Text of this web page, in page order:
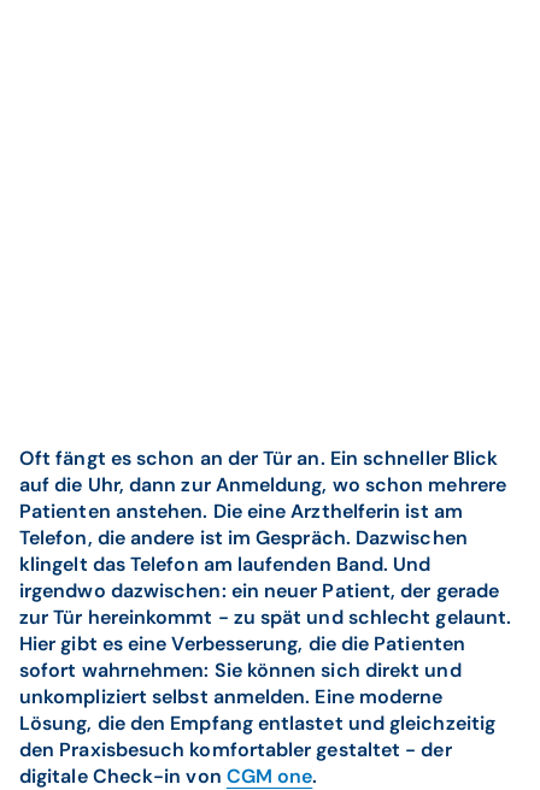
Oft fängt es schon an der Tür an. Ein schneller Blick
auf die Uhr, dann zur Anmeldung, wo schon mehrere
Patienten anstehen. Die eine Arzthelferin ist am
Telefon, die andere ist im Gespräch. Dazwischen
klingelt das Telefon am laufenden Band. Und
irgendwo dazwischen: ein neuer Patient, der gerade
zur Tür hereinkommt - zu spät und schlecht gelaunt.
Hier gibt es eine Verbesserung, die die Patienten
sofort wahrnehmen: Sie können sich direkt und
unkompliziert selbst anmelden. Eine moderne
Lösung, die den Empfang entlastet und gleichzeitig
den Praxisbesuch komfortabler gestaltet - der
digitale Check-in von CGM one.